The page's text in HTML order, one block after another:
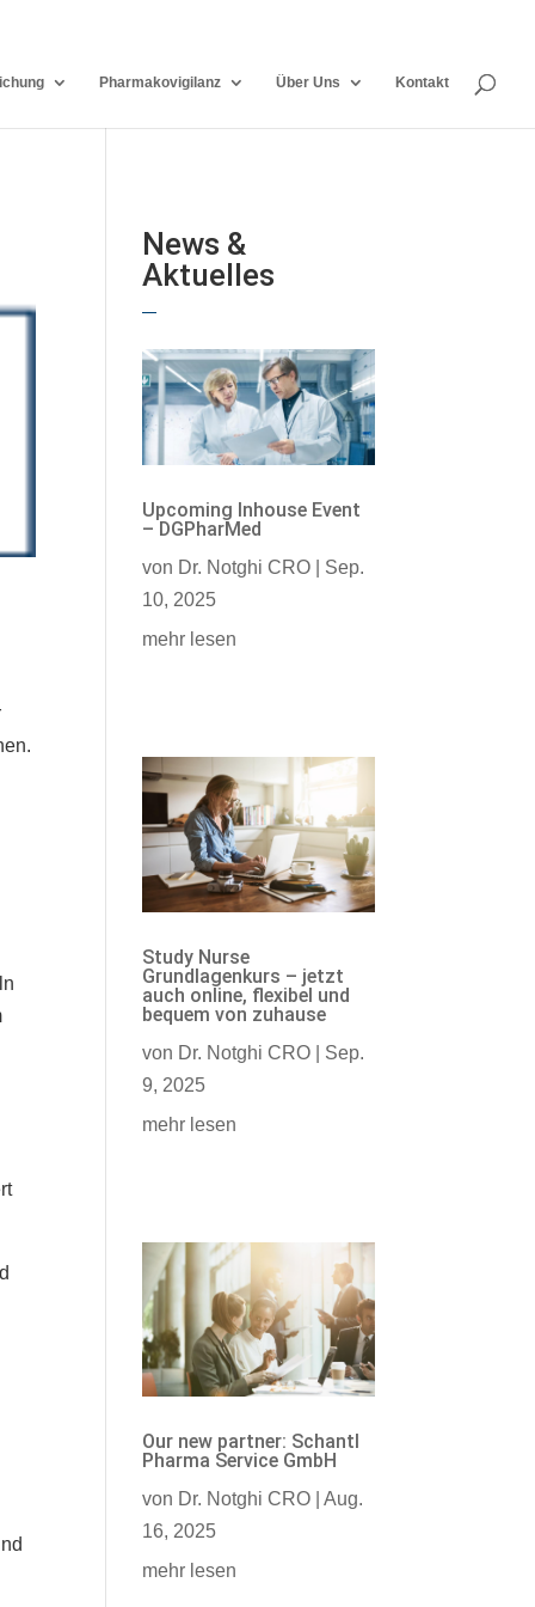
Pharmakovigilanz Über Uns Kontakt
News &
Aktuelles
Upcoming Inhouse Event
– DGPharMed
von Dr. Notghi CRO
Sep.
10, 2025
mehr lesen
Study Nurse
Grundlagenkurs – jetzt
auch online, flexibel und
bequem von zuhause
von Dr. Notghi CRO
Sep.
9, 2025
mehr lesen
Our new partner: Schantl
Pharma Service GmbH
von Dr. Notghi CRO |Aug.
16, 2025
mehr lesen